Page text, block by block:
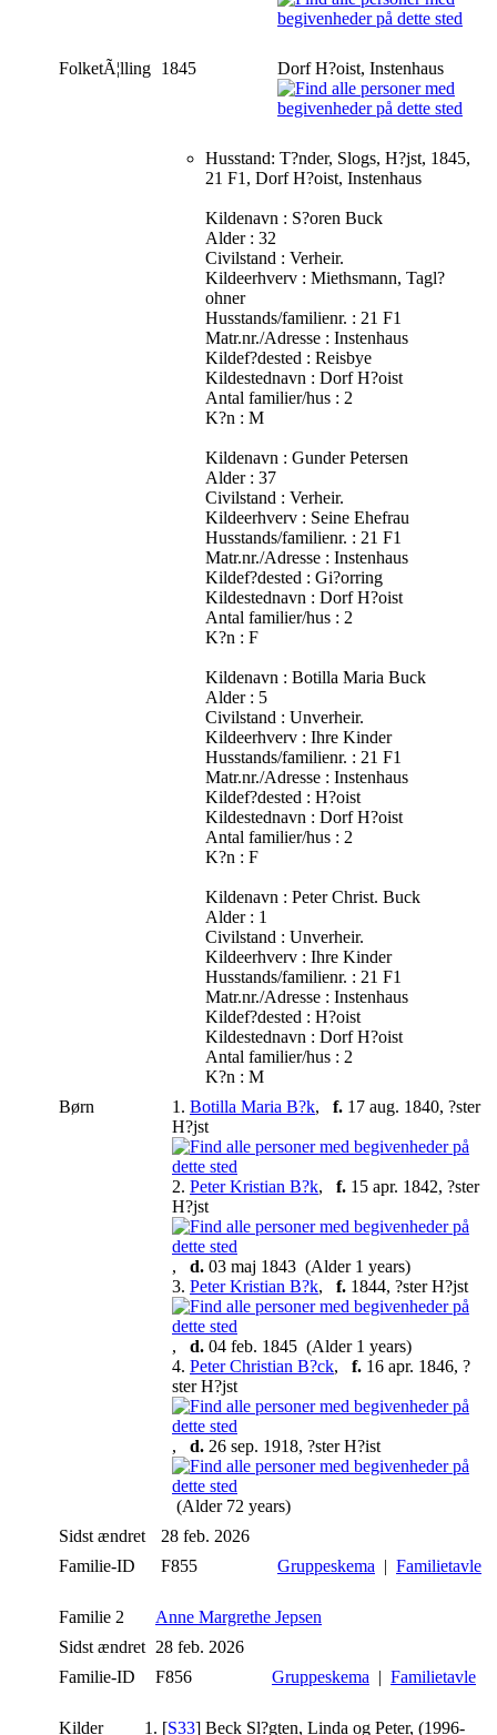
FolketÃ¦lling 1845 Dorf H?oist, Instenhaus
Husstand: T?nder, Slogs, H?jst, 1845,
21 F1, Dorf H?oist, Instenhaus
Kildenavn : S?oren Buck
Alder : 32
Civilstand : Verheir.
Kildeerhverv : Miethsmann, Tagl?
ohner
Husstands/familienr. : 21 F1
Matr.nr./Adresse : Instenhaus
Kildef?dested : Reisbye
Kildestednavn : Dorf H?oist
Antal familier/hus : 2
K?n : M
Kildenavn : Gunder Petersen
Alder : 37
Civilstand : Verheir.
Kildeerhverv : Seine Ehefrau
Husstands/familienr. : 21 F1
Matr.nr./Adresse : Instenhaus
Kildef?dested : Gi?orring
Kildestednavn : Dorf H?oist
Antal familier/hus : 2
K?n : F
Kildenavn : Botilla Maria Buck
Alder : 5
Civilstand : Unverheir.
Kildeerhverv : Ihre Kinder
Husstands/familienr. : 21 F1
Matr.nr./Adresse : Instenhaus
Kildef?dested : H?oist
Kildestednavn : Dorf H?oist
Antal familier/hus : 2
K?n : F
Kildenavn : Peter Christ. Buck
Alder : 1
Civilstand : Unverheir.
Kildeerhverv : Ihre Kinder
Husstands/familienr. : 21 F1
Matr.nr./Adresse : Instenhaus
Kildef?dested : H?oist
Kildestednavn : Dorf H?oist
Antal familier/hus : 2
K?n : M
Børn
1. Botilla Maria B?k, f. 17 aug. 1840, ?ster
H?jst
2. Peter Kristian B?k, f. 15 apr. 1842, ?ster
H?jst
, d. 03 maj 1843 (Alder 1 years)
3. Peter Kristian B?k, f. 1844, ?ster H?jst
, d. 04 feb. 1845 (Alder 1 years)
4. Peter Christian B?ck, f. 16 apr. 1846, ?
ster H?jst
, d. 26 sep. 1918, ?ster H?ist
(Alder 72 years)
Sidst ændret
28 feb. 2026
Familie-ID
F855 Gruppeskema | Familietavle
Familie 2
Anne Margrethe Jepsen
Sidst ændret 28 feb. 2026
Familie-ID
F856 Gruppeskema | Familietavle
Kilder [S33] Beck Sl?gten, Linda og Peter, (1996-